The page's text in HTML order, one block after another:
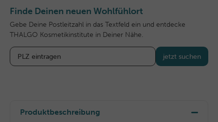
Finde Deinen neuen Wohlfühlort
Gebe Deine Postleitzahl in das Textfeld ein und entdecke
THALGO Kosmetikinstitute in Deiner Nähe.
jetzt suchen
Produktbeschreibung